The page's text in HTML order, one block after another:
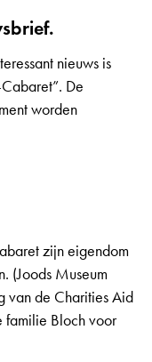
nieuws is
De
worden
zijn eigendom
(Joods Museum
van de Charities Aid
familie Bloch voor